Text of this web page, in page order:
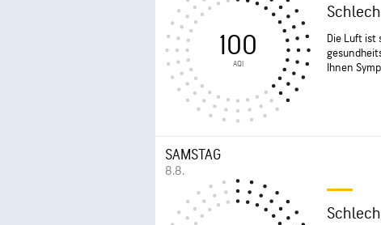
100
AQI
Die Luft ist
Ihnen
SAMSTAG
8.8.